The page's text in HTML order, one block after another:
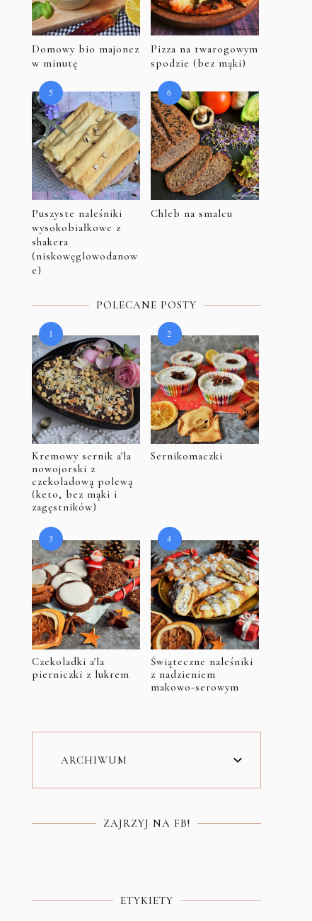
Domowy bio majonez
w minutę
Pizza na twarogowym
spodzie (bez mąki)
Puszyste naleśniki
wysokobiałkowe z
shakera
(niskowęglowodanow
e)
Chleb na smalcu
POLECANE POSTY
Kremowy sernik a'la
nowojorski z
czekoladową polewą
(keto, bez mąki i
zagęstników)
Sernikomaczki
Czekoladki a'la
pierniczki z lukrem
Świąteczne naleśniki
z nadzieniem
makowo-serowym
ARCHIWUM
ZAJRZYJ NA FB!
ETYKIETY